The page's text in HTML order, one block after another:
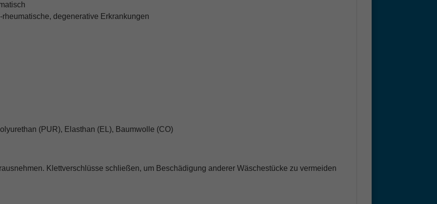
degenerative Erkrankungen
(PUR), Elasthan (EL), Baumwolle (CO)
Klettverschlüsse schließen, um Beschädigung anderer Wäschestücke zu vermeiden